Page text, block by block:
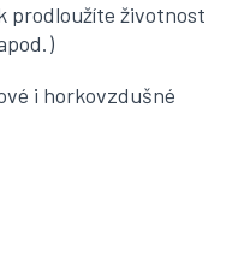
prodloužíte životnost
i horkovzdušné